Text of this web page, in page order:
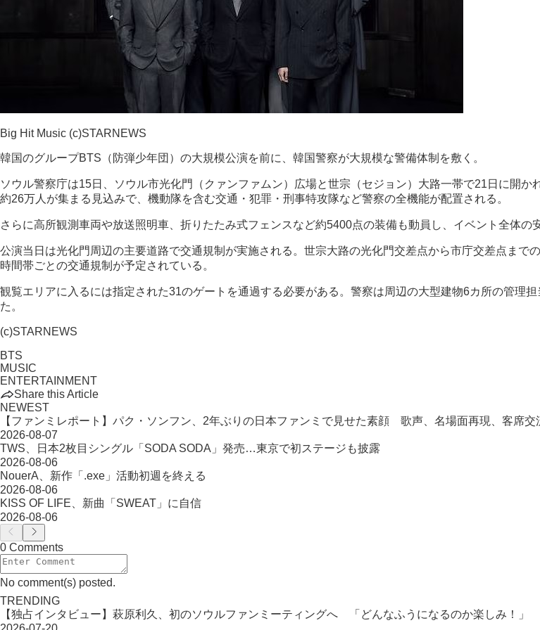
Big Hit Music (c)STARNEWS
韓国のグループBTS（防弾少年団）の大規模公演を前に、韓国警察が大規模な警備体制を敷く。
ソウル警察庁は15日、ソウル市光化門（クァンファムン）広場と世宗（セジョン）大路一帯で21日に開
約26万人が集まる見込みで、機動隊を含む交通・犯罪・刑事特攻隊など警察の全機能が配置される。
さらに高所観測車両や放送照明車、折りたたみ式フェンスなど約5400点の装備も動員し、イベント全体の
公演当日は光化門周辺の主要道路で交通規制が実施される。世宗大路の光化門交差点から市庁交差点ま
時間帯ごとの交通規制が予定されている。
観覧エリアに入るには指定された31のゲートを通過する必要がある。警察は周辺の大型建物6カ所の管理
た。
(c)STARNEWS
BTS
MUSIC
ENTERTAINMENT
Share this Article
NEWEST
【ファンミレポート】パク・ソンフン、2年ぶりの日本ファンミで見せた素顔 歌声、名場面再現、客席交
2026-08-07
TWS、日本2枚目シングル「SODA SODA」発売…東京で初ステージも披露
2026-08-06
NouerA、新作「.exe」活動初週を終える
2026-08-06
KISS OF LIFE、新曲「SWEAT」に自信
2026-08-06
0 Comments
No comment(s) posted.
TRENDING
【独占インタビュー】萩原利久、初のソウルファンミーティングへ 「どんなふうになるのか楽しみ！」